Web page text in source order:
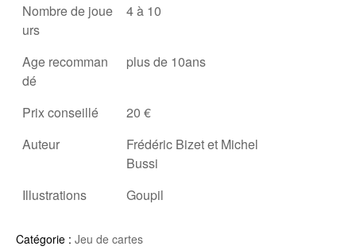
Nombre de joue
urs
4 à 10
Age recomman
dé
plus de 10ans
Prix conseillé
20 €
Auteur
Frédéric Bizet et Michel
Bussi
Illustrations
Goupil
Catégorie : Jeu de cartes